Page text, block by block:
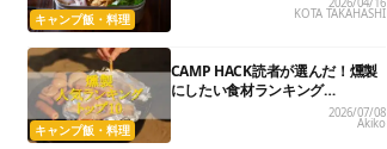
キャンプ飯・料理 KOTA TAKAHASHI
キャンプ飯・料理
CAMP HACK読者が選んだ！燻製
にしたい食材ランキング
2026/07/08
Akiko